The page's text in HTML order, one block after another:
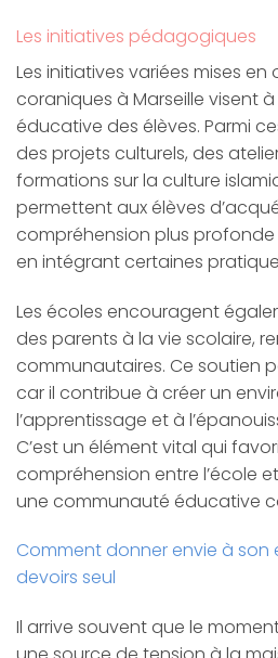
Les initiatives pédagogiques
Les initiatives variées mises
coraniques à Marseille visent à
éducative des élèves. Parmi
des projets culturels, des
formations sur la culture
permettent aux élèves
compréhension plus
en intégrant certaines
Les écoles encouragent
des parents à la vie scolaire,
communautaires. Ce soutien
car il contribue à créer un
l’apprentissage et à
C’est un élément vital qui
compréhension entre l’école
une communauté éducative
Comment donner envie à son
devoirs seul
Il arrive souvent que le